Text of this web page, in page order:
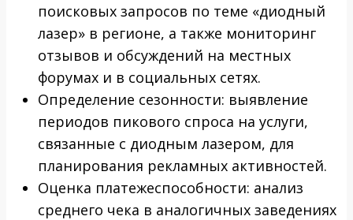
поисковых запросов по теме «диодный
лазер» в регионе, а также мониторинг
отзывов и обсуждений на местных
форумах и в социальных сетях.
Определение сезонности: выявление
периодов пикового спроса на услуги,
связанные с диодным лазером, для
планирования рекламных активностей.
Оценка платежеспособности: анализ
среднего чека в аналогичных заведениях